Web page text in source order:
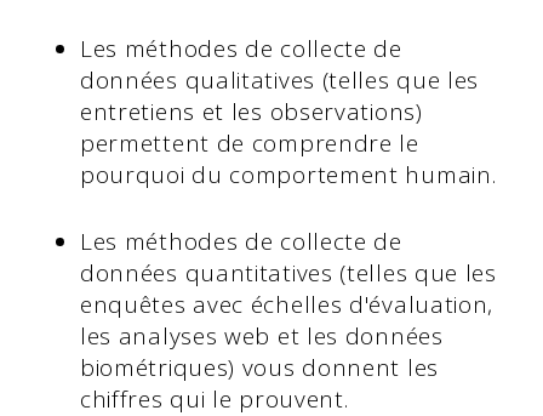
Les méthodes de collecte de
données qualitatives (telles que les
entretiens et les observations)
permettent de comprendre le
pourquoi du comportement humain.
Les méthodes de collecte de
données quantitatives (telles que les
enquêtes avec échelles d'évaluation,
les analyses web et les données
biométriques) vous donnent les
chiffres qui le prouvent.